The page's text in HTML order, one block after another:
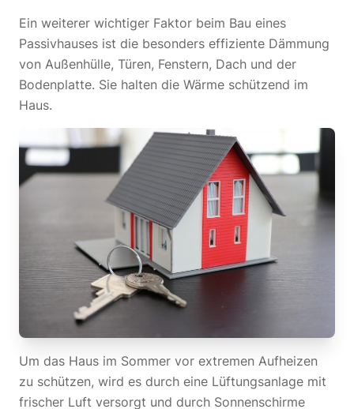
Ein weiterer wichtiger Faktor beim Bau eines
Passivhauses ist die besonders effiziente Dämmung
von Außenhülle, Türen, Fenstern, Dach und der
Bodenplatte. Sie halten die Wärme schützend im
Haus.
Um das Haus im Sommer vor extremen Aufheizen
zu schützen, wird es durch eine Lüftungsanlage mit
frischer Luft versorgt und durch Sonnenschirme